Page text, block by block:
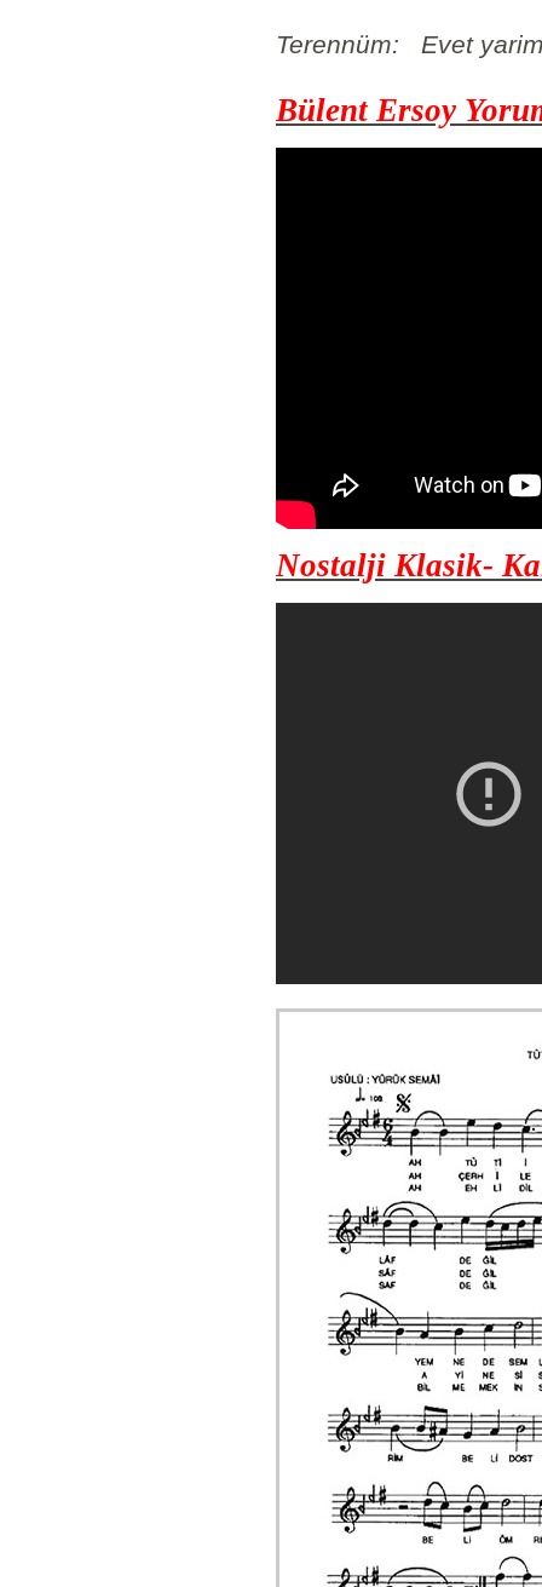
Terennüm: Evet
Bülent Ersoy
Nostalji Klasik-